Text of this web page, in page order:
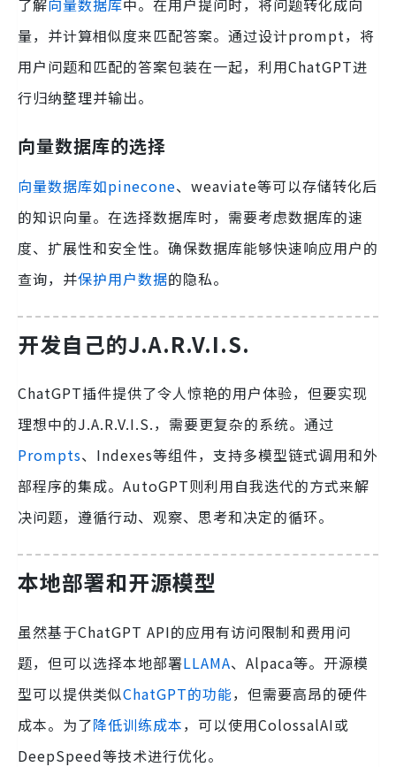
了解向量数据库中。在用户提问时，将问题转化成向
量，并计算相似度来匹配答案。通过设计prompt，将
用户问题和匹配的答案包装在一起，利用ChatGPT进
行归纳整理并输出。
向量数据库的选择
向量数据库如pinecone、weaviate等可以存储转化后
的知识向量。在选择数据库时，需要考虑数据库的速
度、扩展性和安全性。确保数据库能够快速响应用户的
查询，并保护用户数据的隐私。
开发自己的J.A.R.V.I.S.
ChatGPT插件提供了令人惊艳的用户体验，但要实现
理想中的J.A.R.V.I.S.，需要更复杂的系统。通过
Prompts、Indexes等组件，支持多模型链式调用和外
部程序的集成。AutoGPT则利用自我迭代的方式来解
决问题，遵循行动、观察、思考和决定的循环。
本地部署和开源模型
虽然基于ChatGPT API的应用有访问限制和费用问
题，但可以选择本地部署LLAMA、Alpaca等。开源模
型可以提供类似ChatGPT的功能，但需要高昂的硬件
成本。为了降低训练成本，可以使用ColossalAI或
DeepSpeed等技术进行优化。